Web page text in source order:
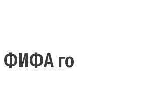
ФИФА го